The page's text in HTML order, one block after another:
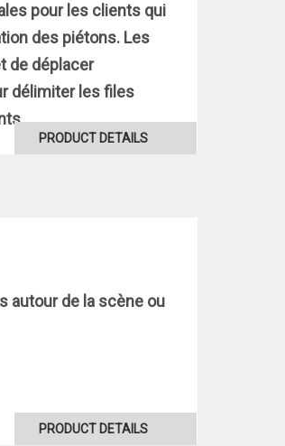
pour les clients qui
des piétons. Les
de déplacer
délimiter les files
PRODUCT DETAILS
autour de la scène ou
PRODUCT DETAILS